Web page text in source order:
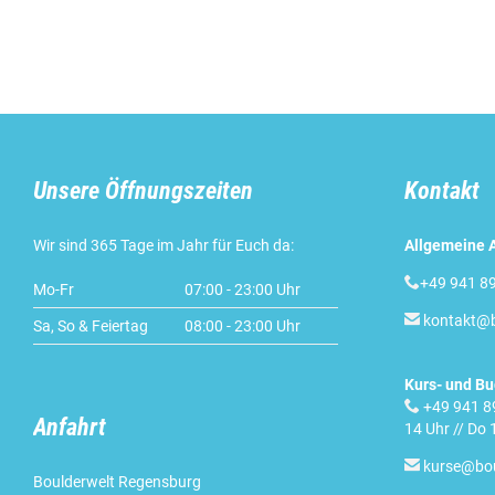
Unsere Öffnungszeiten
Wir sind 365 Tage im Jahr für Euch da:
Mo-Fr 07:00 - 23:00 Uhr
Sa, So & Feiertag 08:00 - 23:00 Uhr
Anfahrt
Boulderwelt Regensburg
Kontakt
Allgemeine
+49 941

Kurs- und
 +49 941
14 Uhr // Do
